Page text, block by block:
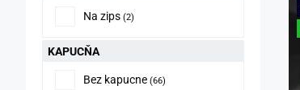
Na zips (2)
KAPUCŇA
Bez kapucne (66)